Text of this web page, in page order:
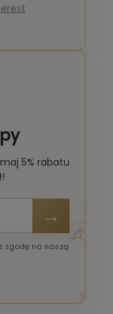
5% rabatu
zgodę na naszą